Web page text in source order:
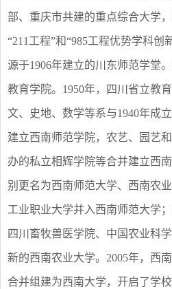
部、重庆市共建的重点综合大学，
“211工程”和“985工程优势学科创
源于1906年建立的川东师范学堂
教育学院。1950年，四川省立教
文、史地、数学等系与1940年成
建立西南师范学院，农艺、园艺
办的私立相辉学院等合并建立西
别更名为西南师范大学、西南农
工业职业大学并入西南师范大学
四川畜牧兽医学院、中国农业科
新的西南农业大学。2005年，西
合并组建为西南大学，开启了学校